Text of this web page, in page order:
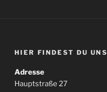
HIER FINDEST DU UNS
Adresse
Hauptstraße 27